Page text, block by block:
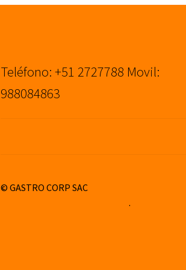
Teléfono: +51 2727788 Movil:
988084863
© GASTRO CORP SAC
Construido con WooCommerce.